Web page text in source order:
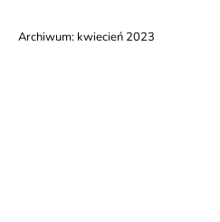
Archiwum: kwiecień 2023